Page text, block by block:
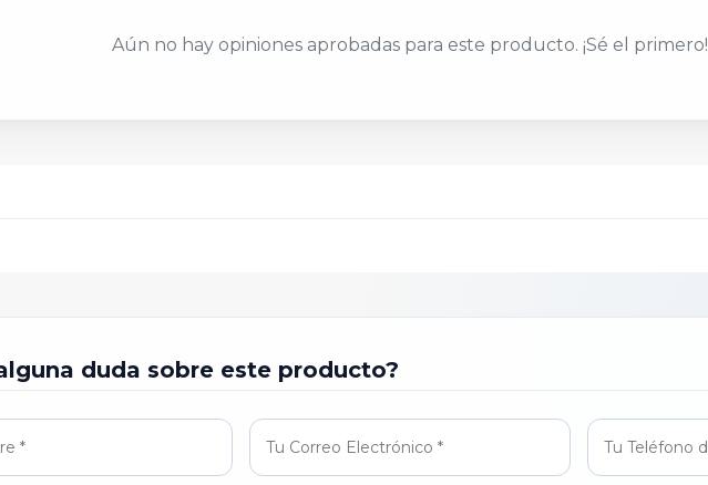
Aún no hay opiniones aprobadas para este producto. ¡Sé el primero!
duda sobre este producto?